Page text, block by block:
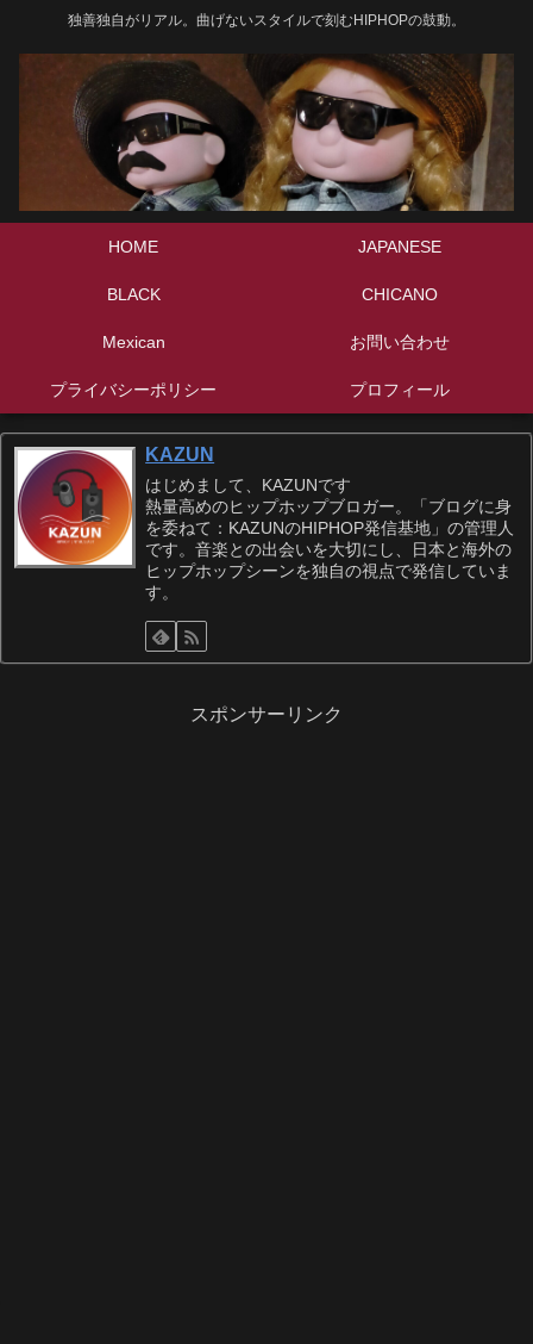
独善独自がリアル。曲げないスタイルで刻むHIPHOPの鼓動。
HOME JAPANESE
BLACK CHICANO
Mexican お問い合わせ
プライバシーポリシー プロフィール
KAZUN
はじめまして、KAZUNです
熱量高めのヒップホップブロガー。「ブログに身
を委ねて：KAZUNのHIPHOP発信基地」の管理人
です。音楽との出会いを大切にし、日本と海外の
ヒップホップシーンを独自の視点で発信していま
す。
スポンサーリンク